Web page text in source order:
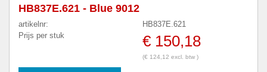
HB837E.621 - Blue 9012
artikelnr:
HB837E.621
Prijs per stuk
€ 150,18
(€ 124,12 excl. btw )